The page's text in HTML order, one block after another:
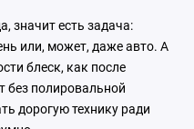
значит есть задача:
или, может, даже авто. А
блеск, как после
без полировальной
дорогую технику ради